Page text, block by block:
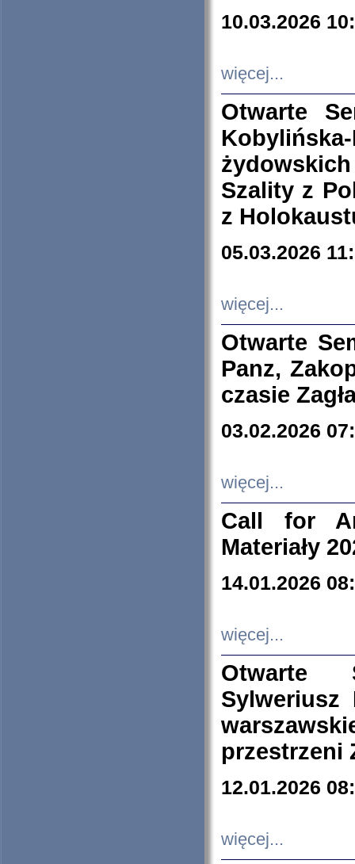
10.03.2026
więcej...
Otwarte
Szality z
z
05.03.2026
więcej...
Otwarte
Panz,
czasie
03.02.2026
więcej...
Call for
Materiały
14.01.2026
więcej...
Otwarte
Sylweriusz
przestrzeni
12.01.2026
więcej...